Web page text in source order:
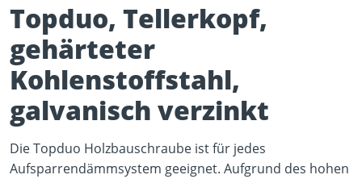
Topduo, Tellerkopf,
gehärteter
Kohlenstoffstahl,
galvanisch verzinkt
Die Topduo Holzbauschraube ist für jedes
Aufsparrendämmsystem geeignet. Aufgrund des hohen